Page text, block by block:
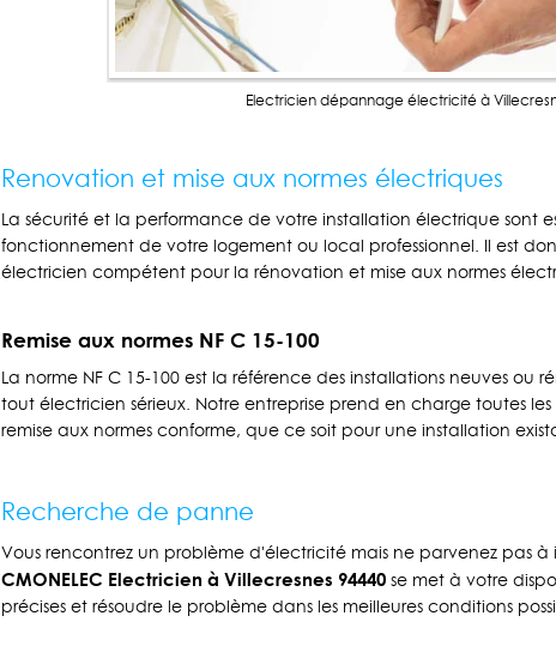
Electricien dépannage électricité à
Renovation et mise aux normes électriques
La sécurité et la performance de votre installation électrique sont
fonctionnement de votre logement ou local professionnel. Il est
électricien compétent pour la rénovation et mise aux normes
Remise aux normes NF C 15-100
La norme NF C 15-100 est la référence des installations neuves ou
tout électricien sérieux. Notre entreprise prend en charge toutes
remise aux normes conforme, que ce soit pour une installation
Recherche de panne
Vous rencontrez un problème d'électricité mais ne parvenez pas
CMONELEC Electricien à Villecresnes 94440 se met à votre
précises et résoudre le problème dans les meilleures conditions